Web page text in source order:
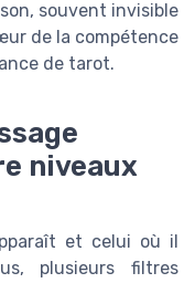
souvent invisible
de la compétence
de tarot.
niveaux
et celui où il
plusieurs filtres